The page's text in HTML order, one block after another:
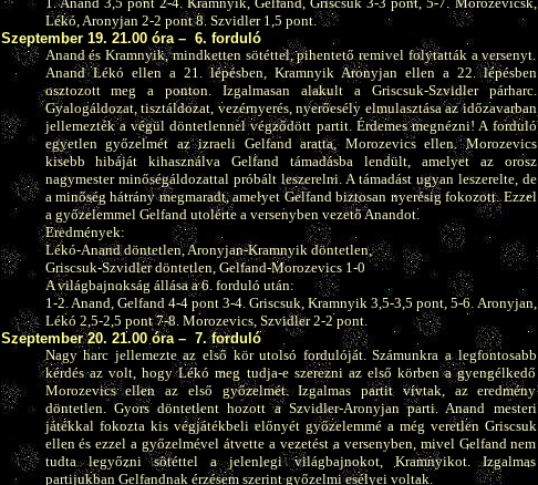
Lékó, Aronyjan 2-2 pont 8. Szvidler 1,5 pont.
Szeptember 19. 21.00 óra – 6. forduló
Anand és Kramnyik, mindketten sötéttel, pihentető remivel folytatták a versenyt.
Anand Lékó ellen a 21. lépésben, Kramnyik Aronyjan ellen a 22. lépésben
osztozott meg a ponton. Izgalmasan alakult a Griscsuk-Szvidler párharc.
Gyalogáldozat, tisztáldozat, vezérnyerés, nyerőesély elmulasztása az időzavarban
jellemezték a végül döntetlennel végződött partit. Érdemes megnézni! A forduló
egyetlen győzelmét az izraeli Gelfand aratta, Morozevics ellen. Morozevics
kisebb hibáját kihasználva Gelfand támadásba lendült, amelyet az orosz
nagymester minőségáldozattal próbált leszerelni. A támadást ugyan leszerelte, de
a minőség hátrány megmaradt, amelyet Gelfand biztosan nyerésig fokozott. Ezzel
a győzelemmel Gelfand utolérte a versenyben vezető Anandot.
Eredmények:
Lékó-Anand döntetlen, Aronyjan-Kramnyik döntetlen,
Griscsuk-Szvidler döntetlen, Gelfand-Morozevics 1-0
A világbajnokság állása a 6. forduló után:
1-2. Anand, Gelfand 4-4 pont 3-4. Griscsuk, Kramnyik 3,5-3,5 pont, 5-6. Aronyjan,
Lékó 2,5-2,5 pont 7-8. Morozevics, Szvidler 2-2 pont.
Szeptember 20. 21.00 óra – 7. forduló
Nagy harc jellemezte az első kör utolsó fordulóját. Számunkra a legfontosabb
kérdés az volt, hogy Lékó meg tudja-e szerezni az első körben a gyengélkedő
Morozevics ellen az első győzelmét. Izgalmas partit vívtak, az eredmény
döntetlen. Gyors döntetlent hozott a Szvidler-Aronyjan parti. Anand mesteri
játékkal fokozta kis végjátékbeli előnyét győzelemmé a még veretlen Griscsuk
ellen és ezzel a győzelmével átvette a vezetést a versenyben, mivel Gelfand nem
tudta legyőzni sötéttel a jelenlegi világbajnokot, Kramnyikot. Izgalmas
partijukban Gelfandnak érzésem szerint győzelmi esélyei voltak.